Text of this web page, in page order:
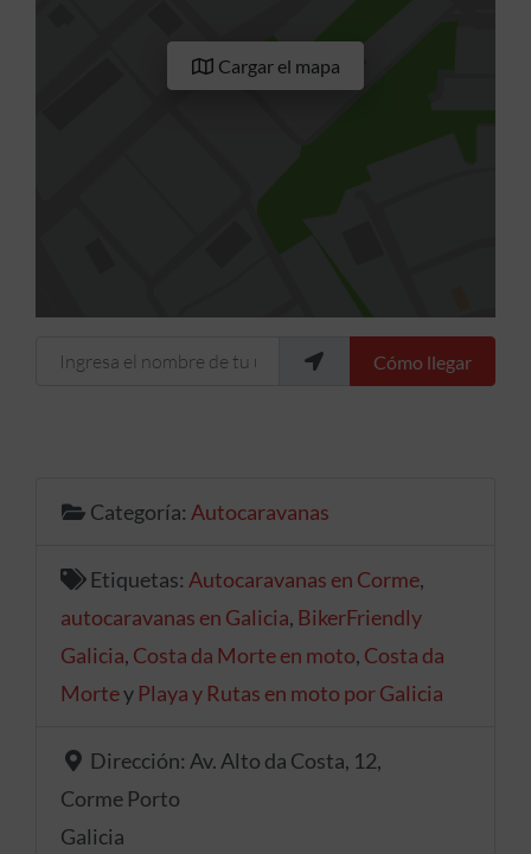
Cargar el mapa
Ingresa el nombre de tu ubicación Cómo llegar
Categoría: Autocaravanas
Etiquetas: Autocaravanas en Corme,
autocaravanas en Galicia, BikerFriendly
Galicia, Costa da Morte en moto, Costa da
Mortey Playa y Rutas en moto por Galicia
Dirección: Av. Alto da Costa, 12,
Corme Porto
Galicia